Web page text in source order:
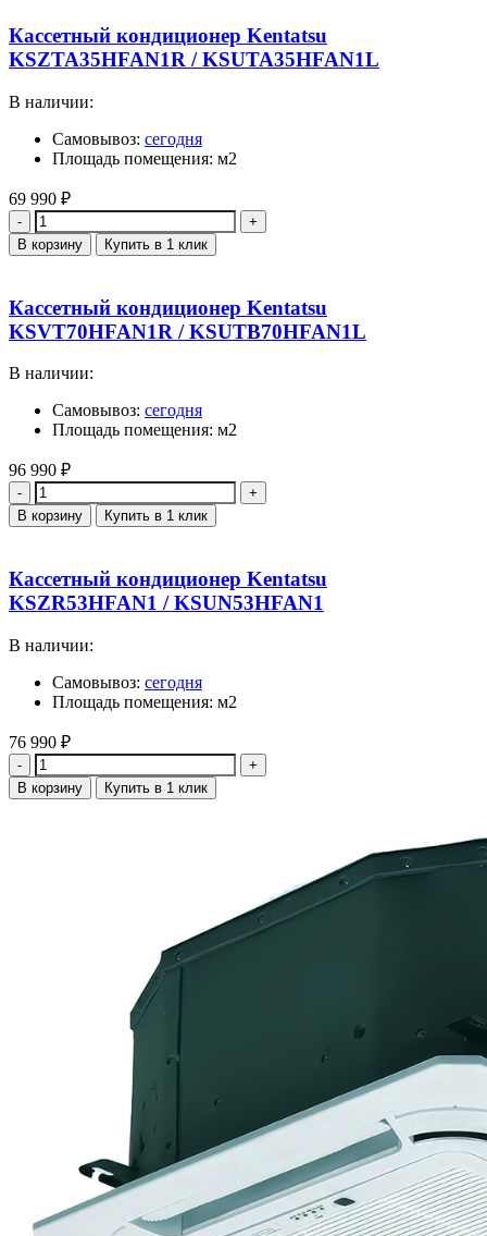
Кассетный кондиционер Kentatsu
KSZTA35HFAN1R / KSUTA35HFAN1L
В наличии:
Самовывоз: сегодня
Площадь помещения: м2
69 990 ₽
Количество
В корзину Купить в 1 клик
Кассетный кондиционер Kentatsu
KSVT70HFAN1R / KSUTB70HFAN1L
В наличии:
Самовывоз: сегодня
Площадь помещения: м2
96 990 ₽
Количество
В корзину Купить в 1 клик
Кассетный кондиционер Kentatsu
KSZR53HFAN1 / KSUN53HFAN1
В наличии:
Самовывоз: сегодня
Площадь помещения: м2
76 990 ₽
Количество
В корзину Купить в 1 клик